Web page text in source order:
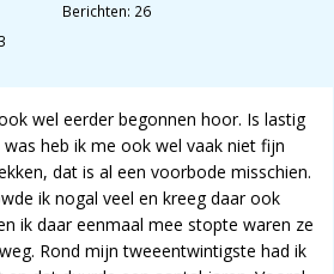
Berichten: 26
wel eerder begonnen hoor. Is lastig
heb ik me ook wel vaak niet fijn
dat is al een voorbode misschien.
ik nogal veel en kreeg daar ook
ik daar eenmaal mee stopte waren ze
Rond mijn tweeentwintigste had ik